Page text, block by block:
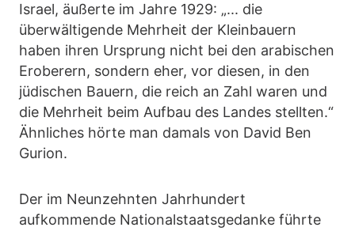
Israel, äußerte im Jahre 1929: „... die
überwältigende Mehrheit der Kleinbauern
haben ihren Ursprung nicht bei den arabischen
Eroberern, sondern eher, vor diesen, in den
jüdischen Bauern, die reich an Zahl waren und
die Mehrheit beim Aufbau des Landes stellten.“
Ähnliches hörte man damals von David Ben
Gurion.
Der im Neunzehnten Jahrhundert
aufkommende Nationalstaatsgedanke führte